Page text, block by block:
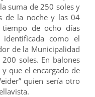
suma de 250 soles y
de la noche y las 04
de ocho días
identificada como el
de la Municipalidad
soles. En balones
que el encargado de
quien sería otro